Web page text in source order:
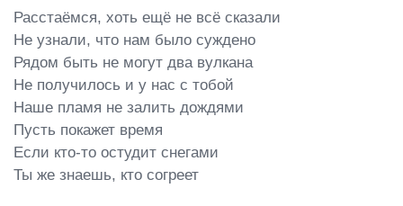
Расстаёмся, хоть ещё не всё сказали
Не узнали, что нам было суждено
Рядом быть не могут два вулкана
Не получилось и у нас с тобой
Наше пламя не залить дождями
Пусть покажет время
Если кто-то остудит снегами
Ты же знаешь, кто согреет